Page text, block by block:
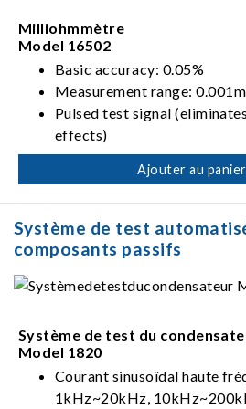
Milliohmmètre
Model 16502
Basic accuracy: 0.05%
Measurement range:
Pulsed test signal
effects)
DC test signal (enhances
Ajouter au panier
Système de test
composants passifs
Système de test du
Model 1820
Courant sinusoïdal haute
1kHz~20kHz,